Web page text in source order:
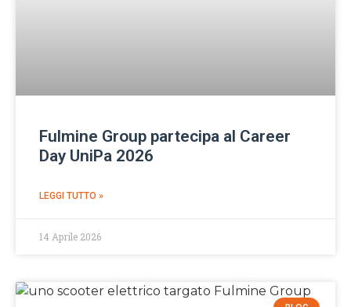
Fulmine Group partecipa al Career
Day UniPa 2026
LEGGI TUTTO »
14 Aprile 2026